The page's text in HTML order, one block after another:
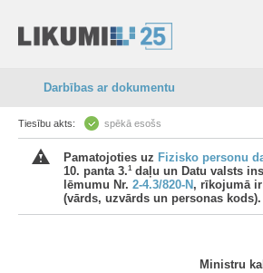
Darbības ar dokumentu
Tiesību akts: spēkā esošs
Pamatojoties uz Fizisko personu
10. panta 3.1daļu un Datu valsts
lēmumu Nr. 2-4.3/820-N , rīkojumā
(vārds, uzvārds un personas kods).
Ministru